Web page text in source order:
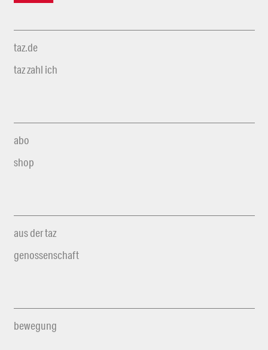
taz.de
taz zahl ich
abo
shop
aus der taz
genossenschaft
bewegung